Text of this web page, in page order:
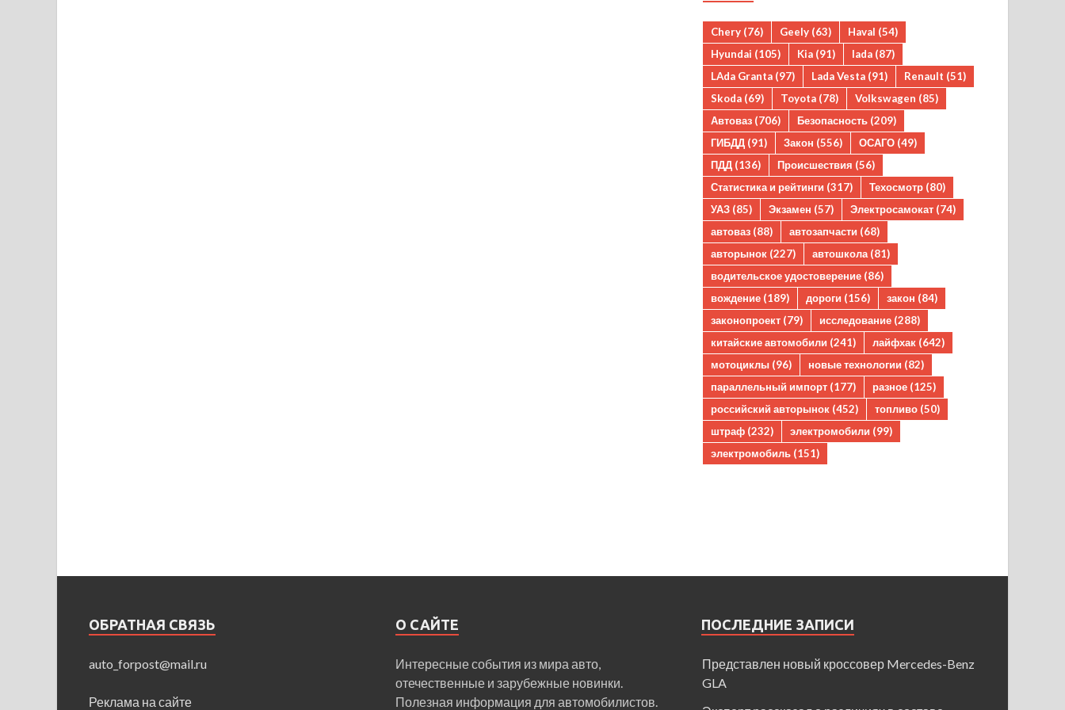
Chery (76) Geely (63) Haval (54)
Hyundai (105) Kia (91) lada (87)
LAda Granta (97) Lada Vesta (91) Renault (51)
Skoda (69) Toyota (78) Volkswagen (85)
Автоваз (706) Безопасность (209)
ГИБДД (91) Закон (556) ОСАГО (49)
ПДД (136) Происшествия (56)
Статистика и рейтинги (317) Техосмотр (80)
УАЗ (85) Экзамен (57) Электросамокат (74)
автоваз (88) автозапчасти (68)
авторынок (227) автошкола (81)
водительское удостоверение (86)
вождение (189) дороги (156) закон (84)
законопроект (79) исследование (288)
китайские автомобили (241) лайфхак (642)
мотоциклы (96) новые технологии (82)
параллельный импорт (177) разное (125)
российский авторынок (452) топливо (50)
штраф (232) электромобили (99)
электромобиль (151)
ОБРАТНАЯ СВЯЗЬ
auto_forpost@mail.ru
Реклама на сайте
О САЙТЕ
Интересные события из мира авто,
отечественные и зарубежные новинки.
Полезная информация для автомобилистов.
ПОСЛЕДНИЕ ЗАПИСИ
Представлен новый кроссовер Mercedes-Benz
GLA